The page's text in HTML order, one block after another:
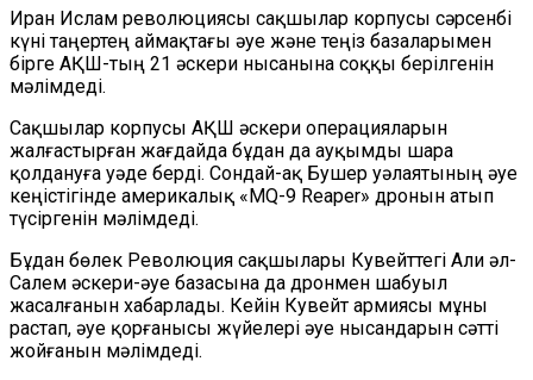
Иран Ислам революциясы сақшылар корпусы сәрсенбі
күні таңертең аймақтағы әуе және теңіз базаларымен
бірге АҚШ-тың 21 әскери нысанына соққы берілгенін
мәлімдеді.
Сақшылар корпусы АҚШ әскери операцияларын
жалғастырған жағдайда бұдан да ауқымды шара
қолдануға уәде берді. Сондай-ақ Бушер уәлаятының әуе
кеңістігінде америкалық «MQ-9 Reaper» дронын атып
түсіргенін мәлімдеді.
Бұдан бөлек Революция сақшылары Кувейттегі Али әл-
Салем әскери-әуе базасына да дронмен шабуыл
жасалғанын хабарлады. Кейін Кувейт армиясы мұны
растап, әуе қорғанысы жүйелері әуе нысандарын сәтті
жойғанын мәлімдеді.